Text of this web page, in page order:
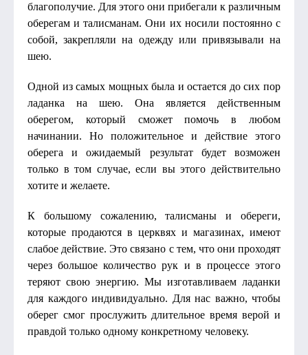
благополучие. Для этого они прибегали к различным
оберегам и талисманам. Они их носили постоянно с
собой, закрепляли на одежду или привязывали на
шею.
Одной из самых мощных была и остается до сих пор
ладанка на шею. Она является действенным
оберегом, который сможет помочь в любом
начинании. Но положительное и действие этого
оберега и ожидаемый результат будет возможен
только в том случае, если вы этого действительно
хотите и желаете.
К большому сожалению, талисманы и обереги,
которые продаются в церквях и магазинах, имеют
слабое действие. Это связано с тем, что они проходят
через большое количество рук и в процессе этого
теряют свою энергию. Мы изготавливаем ладанки
для каждого индивидуально. Для нас важно, чтобы
оберег смог прослужить длительное время верой и
правдой только одному конкретному человеку.